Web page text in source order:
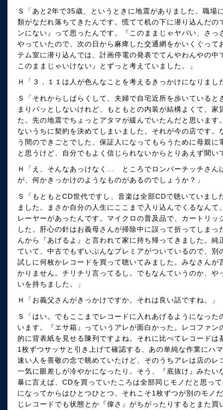
Ｓ「あと2年で35歳、というときに地震がありました。職場
類がなだれ落ちてきたんです。慌てて机の下に潜り込んだ
ンにない』って思ったんです。『このままじゃヤバい、さ
やっていたので、次の日から麻痺した交通網をかいくぐっ
テム室に潜り込んでは、計画停電の発表でてんやわんやの
このままじゃいけない』とずっと考えていました。」
Ｈ「３．１１は人が色んなことを考えるきっかけになりまし
Ｓ「それからしばらくして、夫婦で自宅近所を歩いている
まりパッとしないけれど、もともとの内装が結構よくて、
た。先の地震でちょっとアタマが緩んでいたんだと思いま
ないうちに契約を決めてしまいました。それが今の店です
う間のできごとでした。保証人になってもらうために母親
と思うけど、自分でもよく信じられないからとりあえず聞
Ｈ「え、そんなあっけなく... ところでロンパーチッチさん
が、何かきっかけのようなものがあるのでしょうか？」
Ｓ「もともとCD世代ですし、音楽は全部CDで聴いていま
ました。まさか自分の人生にここまで入り込んでくるなん
レーヤーがあったんです。マイクロの普及品で、カートリ
した。肝心の針はお義母さんが掃除中に誤って折ってしま
んから『あげるよ』と言われて家に持ち帰ってきました。
ていて、中古でもずいぶんなプレミアがついているので、
試しに何枚かレコードを買って聴いてみました。みなさん
かりません。チリチリ言ってるし。でもなんていうのか、
いを持ちました。」
Ｈ「お義父さんがきっかけですか。それは良い話ですね。」
Ｓ「はい。でもここまでレコードに入れあげるようになっ
います。『エサ箱』っていうアレが面白かった。レコファ
的に背表紙を見せる陳列ですよね。それに比べてレコード
1枚ずつサッサと引き上げて確認する、あの単純な作業にハ
速い人を畏敬の念で眺めていたけど、そのうちアレは店の
一気に眼差しが冷やかになったり。そう、『底抜け』みた
暴に言えば、CDを買っていたころは全部同じモノだと思っ
になってからはひとつひとつ、それこそ1枚ずつが別のモノ
じレコードでも状態とか『偉さ』がちがったりするとまた